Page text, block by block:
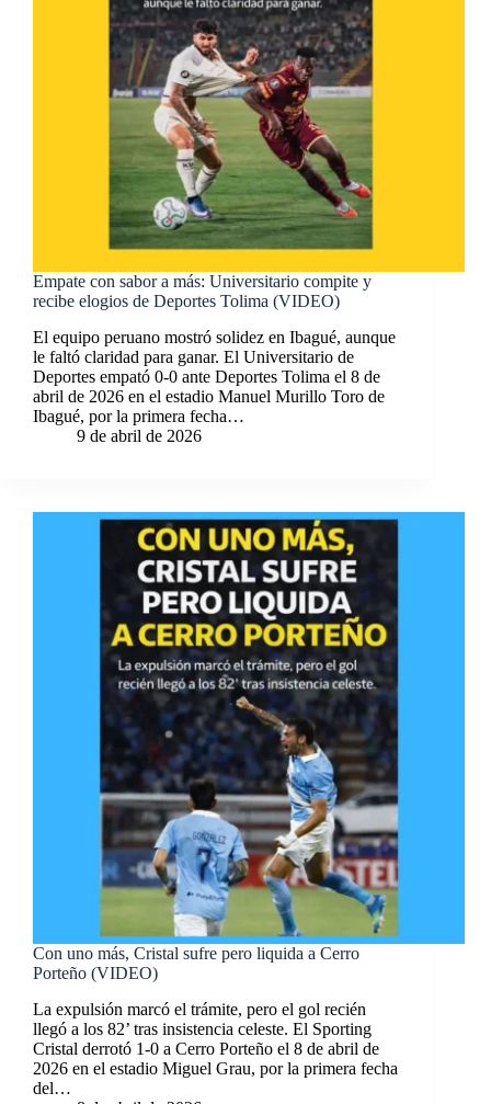
Empate con sabor a más: Universitario compite y
recibe elogios de Deportes Tolima (VIDEO)
El equipo peruano mostró solidez en Ibagué, aunque
le faltó claridad para ganar. El Universitario de
Deportes empató 0-0 ante Deportes Tolima el 8 de
abril de 2026 en el estadio Manuel Murillo Toro de
Ibagué, por la primera fecha…
9 de abril de 2026
Con uno más, Cristal sufre pero liquida a Cerro
Porteño (VIDEO)
La expulsión marcó el trámite, pero el gol recién
llegó a los 82’ tras insistencia celeste. El Sporting
Cristal derrotó 1-0 a Cerro Porteño el 8 de abril de
2026 en el estadio Miguel Grau, por la primera fecha
del…